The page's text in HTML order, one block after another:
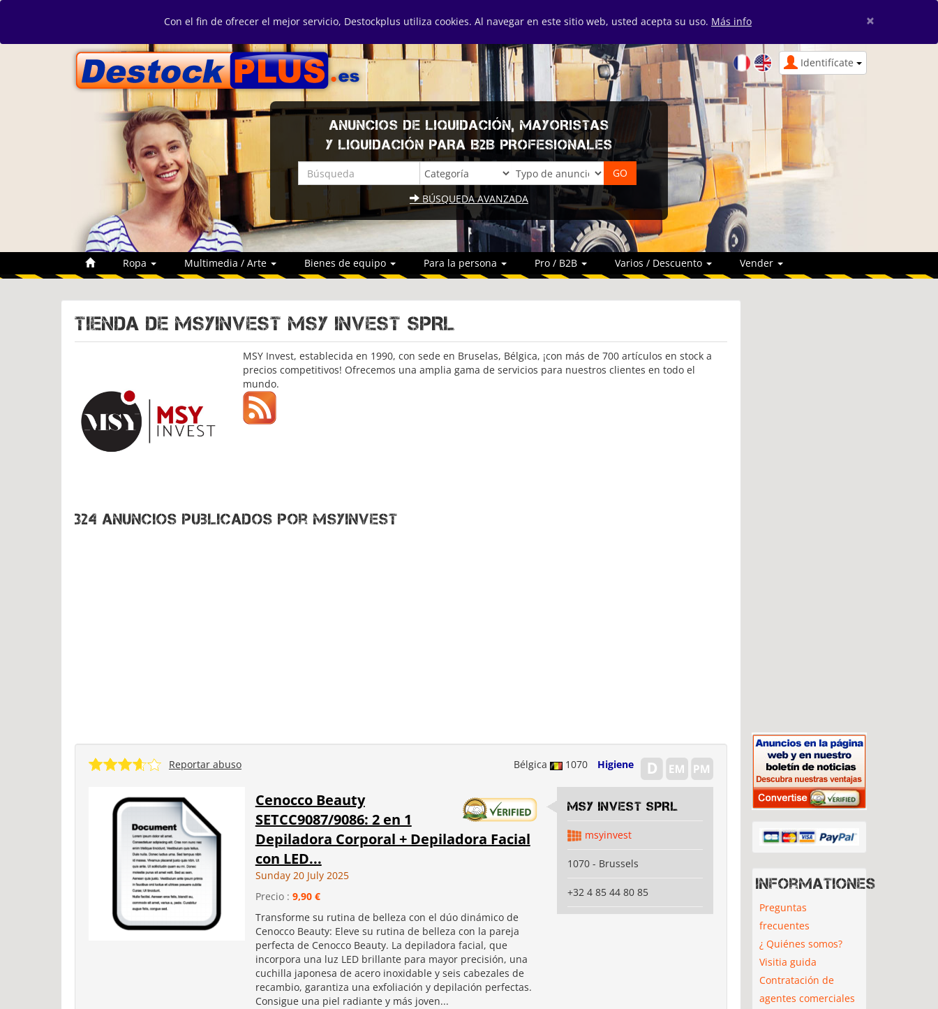
Con el fin de ofrecer el mejor servicio, Destockplus utiliza cookies. Al navegar en este sitio web, usted acepta su uso. Más info ×
Identifícate
ANUNCIOS DE LIQUIDACIÓN, MAYORISTAS
Y LIQUIDACIÓN PARA B2B PROFESIONALES
BÚSQUEDA AVANZADA
Ropa Multimedia / Arte Bienes de equipo Para la persona Pro / B2B Varios / Descuento Vender
Tienda de MSYINVEST MSY INVEST SPRL
MSY Invest, establecida en 1990, con sede en Bruselas, Bélgica, ¡con más de 700 artículos en stock a
precios competitivos! Ofrecemos una amplia gama de servicios para nuestros clientes en todo el
mundo.
324 anuncios publicados por Msyinvest
Bélgica 1070 Higiene
Reportar abuso
Cenocco Beauty
SETCC9087/9086: 2 en 1
Depiladora Corporal + Depiladora Facial
con LED...
Sunday 20 July 2025
Precio : 9,90 €
Transforme su rutina de belleza con el dúo dinámico de
Cenocco Beauty: Eleve su rutina de belleza con la pareja
perfecta de Cenocco Beauty. La depiladora facial, que
incorpora una luz LED brillante para mayor precisión, una
cuchilla japonesa de acero inoxidable y seis cabezales de
recambio, garantiza una exfoliación y depilación perfectas.
Consigue una piel radiante y más joven...
MSY INVEST SPRL
msyinvest
1070 - Brussels
+32 4 85 44 80 85
Informationes
Preguntas
frecuentes
¿ Quiénes somos?
Visitia guida
Contratación de
agentes comerciales